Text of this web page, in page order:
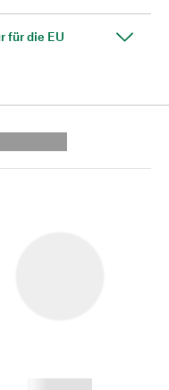
für die EU
------------